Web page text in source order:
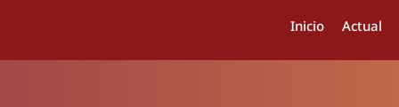
Inicio Actual